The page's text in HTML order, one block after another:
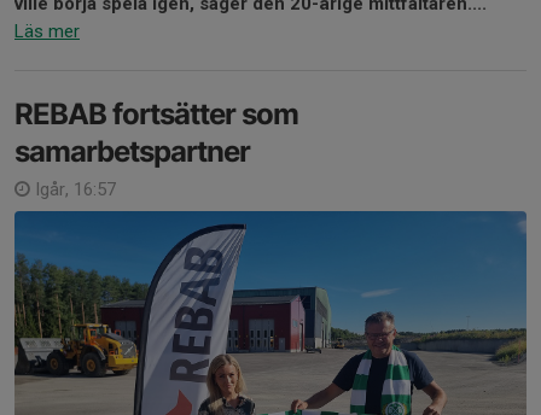
Läs mer
REBAB fortsätter som
samarbetspartner
Igår, 16:57